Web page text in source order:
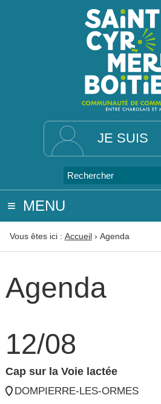
JE SUIS
MENU
Vous êtes ici : Accueil› Agenda
Agenda
12/08
Cap sur la Voie lactée
DOMPIERRE-LES-ORMES